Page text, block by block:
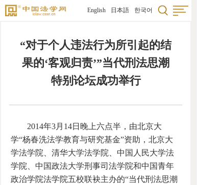
English 日本語 한국어
“对于个人违法行为所引起的结
果的‘客观归责’”当代刑法思潮
特别论坛成功举行
2014年3月14日晚上六点半，由北京大
学“杨春洗法学教育与研究基金”资助，北京大
学法学院、清华大学法学院、中国人民大学法
学院、中国政法大学刑事司法学院和中国青年
政治学院法学院五校联袂主办的“当代刑法思潮